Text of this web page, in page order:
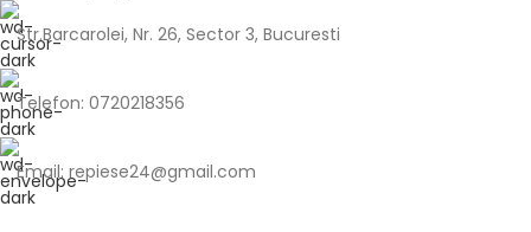
Str.Barcarolei, Nr. 26, Sector 3, Bucuresti
Telefon: 0720218356
Email: repiese24@gmail.com